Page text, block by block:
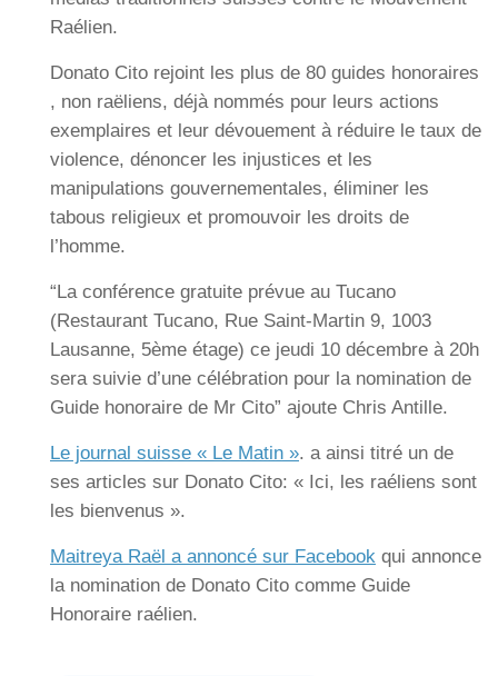
Raélien.
Donato Cito rejoint les plus de 80 guides honoraires
, non raëliens, déjà nommés pour leurs actions
exemplaires et leur dévouement à réduire le taux de
violence, dénoncer les injustices et les
manipulations gouvernementales, éliminer les
tabous religieux et promouvoir les droits de
l’homme.
“La conférence gratuite prévue au Tucano
(Restaurant Tucano, Rue Saint-Martin 9, 1003
Lausanne, 5ème étage) ce jeudi 10 décembre à 20h
sera suivie d’une célébration pour la nomination de
Guide honoraire de Mr Cito” ajoute Chris Antille.
Le journal suisse « Le Matin ». a ainsi titré un de
ses articles sur Donato Cito: « Ici, les raéliens sont
les bienvenus ».
Maitreya Raël a annoncé sur Facebook qui annonce
la nomination de Donato Cito comme Guide
Honoraire raélien.